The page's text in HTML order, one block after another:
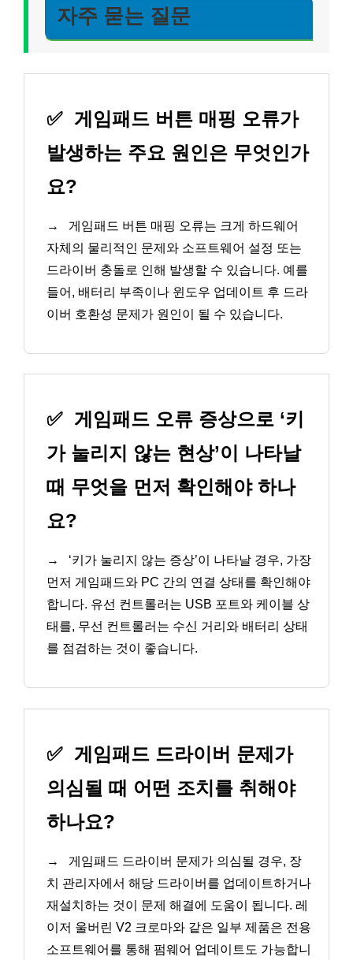
자주 묻는 질문
✅ 게임패드 버튼 매핑 오류가
발생하는 주요 원인은 무엇인가
요?
→
게임패드 버튼 매핑 오류는 크게 하드웨어
자체의 물리적인 문제와 소프트웨어 설정 또는
드라이버 충돌로 인해 발생할 수 있습니다. 예를
들어, 배터리 부족이나 윈도우 업데이트 후 드라
이버 호환성 문제가 원인이 될 수 있습니다.
✅ 게임패드 오류 증상으로 ‘키
가 눌리지 않는 현상’이 나타날
때 무엇을 먼저 확인해야 하나
요?
→
‘키가 눌리지 않는 증상’이 나타날 경우, 가장
먼저 게임패드와 PC 간의 연결 상태를 확인해야
합니다. 유선 컨트롤러는 USB 포트와 케이블 상
태를, 무선 컨트롤러는 수신 거리와 배터리 상태
를 점검하는 것이 좋습니다.
✅ 게임패드 드라이버 문제가
의심될 때 어떤 조치를 취해야
하나요?
→
게임패드 드라이버 문제가 의심될 경우, 장
치 관리자에서 해당 드라이버를 업데이트하거나
재설치하는 것이 문제 해결에 도움이 됩니다. 레
이저 울버린 V2 크로마와 같은 일부 제품은 전용
소프트웨어를 통해 펌웨어 업데이트도 가능합니